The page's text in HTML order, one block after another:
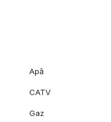
Apă
CATV
Gaz